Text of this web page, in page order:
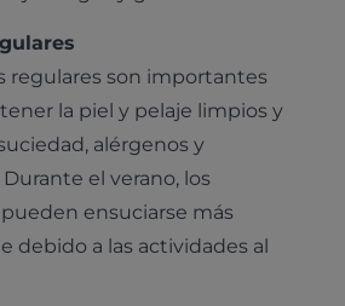
regulares son importantes
la piel y pelaje limpios y
alérgenos y
Durante el verano, los
ensuciarse más
debido a las actividades al